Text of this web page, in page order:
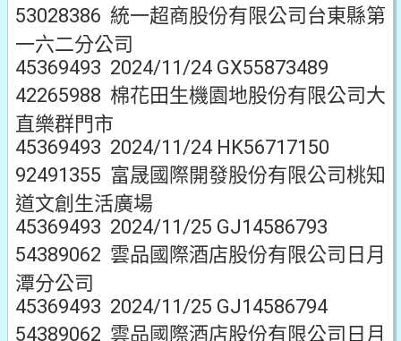
53028386 統一超商股份有限公司台東縣第
一六二分公司
45369493 2024/11/24 GX55873489
42265988 棉花田生機園地股份有限公司大
直樂群門市
45369493 2024/11/24 HK56717150
92491355 富晟國際開發股份有限公司桃知
道文創生活廣場
45369493 2024/11/25 GJ14586793
54389062 雲品國際酒店股份有限公司日月
潭分公司
45369493 2024/11/25 GJ14586794
54389062 雲品國際酒店股份有限公司日月